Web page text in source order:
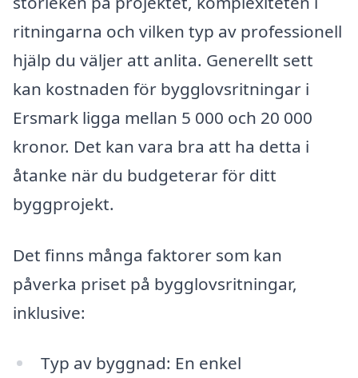
ritningarna och vilken typ av professionell
hjälp du väljer att anlita. Generellt sett
kan kostnaden för bygglovsritningar i
Ersmark ligga mellan 5 000 och 20 000
kronor. Det kan vara bra att ha detta i
åtanke när du budgeterar för ditt
byggprojekt.
Det finns många faktorer som kan
påverka priset på bygglovsritningar,
inklusive:
Typ av byggnad: En enkel